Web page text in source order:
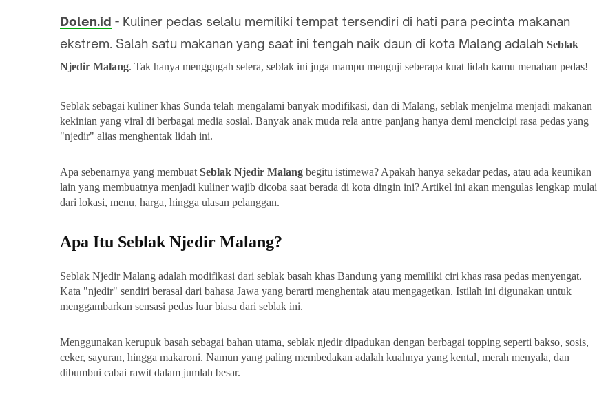
Dolen.id - Kuliner pedas selalu memiliki tempat tersendiri di hati para pecinta makanan
ekstrem. Salah satu makanan yang saat ini tengah naik daun di kota Malang adalah Seblak
Njedir Malang. Tak hanya menggugah selera, seblak ini juga mampu menguji seberapa kuat lidah kamu menahan pedas!
Seblak sebagai kuliner khas Sunda telah mengalami banyak modifikasi, dan di Malang, seblak menjelma menjadi makanan
kekinian yang viral di berbagai media sosial. Banyak anak muda rela antre panjang hanya demi mencicipi rasa pedas yang
"njedir" alias menghentak lidah ini.
Apa sebenarnya yang membuat Seblak Njedir Malang begitu istimewa? Apakah hanya sekadar pedas, atau ada keunikan
lain yang membuatnya menjadi kuliner wajib dicoba saat berada di kota dingin ini? Artikel ini akan mengulas lengkap mulai
dari lokasi, menu, harga, hingga ulasan pelanggan.
Apa Itu Seblak Njedir Malang?
Seblak Njedir Malang adalah modifikasi dari seblak basah khas Bandung yang memiliki ciri khas rasa pedas menyengat.
Kata "njedir" sendiri berasal dari bahasa Jawa yang berarti menghentak atau mengagetkan. Istilah ini digunakan untuk
menggambarkan sensasi pedas luar biasa dari seblak ini.
Menggunakan kerupuk basah sebagai bahan utama, seblak njedir dipadukan dengan berbagai topping seperti bakso, sosis,
ceker, sayuran, hingga makaroni. Namun yang paling membedakan adalah kuahnya yang kental, merah menyala, dan
dibumbui cabai rawit dalam jumlah besar.